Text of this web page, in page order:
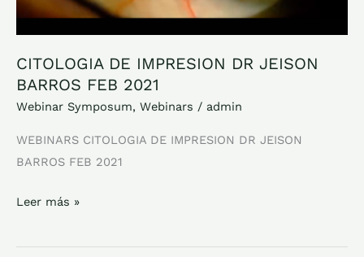
CITOLOGIA DE IMPRESION DR JEISON
BARROS FEB 2021
Webinar Symposum, Webinars / admin
WEBINARS CITOLOGIA DE IMPRESION DR JEISON
BARROS FEB 2021
Leer más »